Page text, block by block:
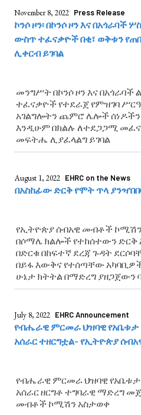
November 8, 2022 Press Release
ኮንሶ ዞን፡ በኮንሶ ዞን እና በአጎራባች
ውስጥ ተፈናቃዮች በቂ፣ ወቅቱን
ሊቀርብ ይገባል
መንግሥት በኮንሶ ዞን እና
ተፈናቃዮች የተደራጀ የምዝገባ
አገልግሎትን ጨምሮ ሌሎች
እንዲሁም በክልሉ ለተደጋጋሚ
መፍትሔ ሊያፈላልግ ይገባል
August 1, 2022 EHRC on the News
በአስከፊው ድርቅ የሞት ጥላ
የኢትዮጵያ ሰብአዊ መብቶች
በሶማሌ ክልሎች የተከሰተውን ድርቅ
በድርቁ በከፍተኛ ደረጃ ጉዳት
በይፋ እውቅና የተሰጣቸው
ሁኔታ ክትትል በማድረግ ያዘጋጀውን
ሐምሌ 19/2014 ይፋ አድርጓል
July 8, 2022 EHRC Announcement
የብሔራዊ ምርመራ ህዝባዊ የአቤቱታ
አሰራር ተዘርግቷል- የኢትዮጵያ
የብሔራዊ ምርመራ ህዝባዊ የአቤቱታ
አሰራር ዘርግቶ ተግባራዊ ማድረግ
መብቶች ኮሚሽን አስታወቀ